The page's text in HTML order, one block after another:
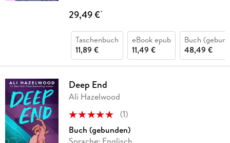
29,49 €*
Taschenbuch
11,89 €
eBook epub
11,49 €
Buch
48,49 €
Deep End
Ali Hazelwood
(1)
Buch (gebunden)